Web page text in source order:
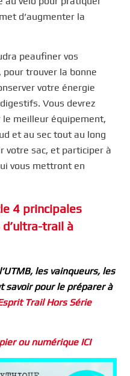
d’augmenter la
peaufiner vos
trouver la bonne
votre énergie
Vous devrez
meilleur équipement,
et au sec tout au long
votre sac, et participer à
vous mettront en
4 principales
trail à
les vainqueurs, les
savoir pour le préparer à
Trail Hors Série
ou numérique ICI